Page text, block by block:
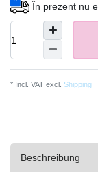
În prezent nu
* Incl. VAT excl. Shipping
Beschreibung